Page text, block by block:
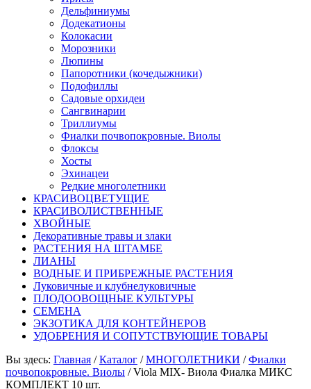
Дельфиниумы
Додекатионы
Колокасии
Морозники
Люпины
Папоротники (кочедыжники)
Подофиллы
Садовые орхидеи
Сангвинарии
Триллиумы
Фиалки почвопокровные. Виолы
Флоксы
Хосты
Эхинацеи
Редкие многолетники
КРАСИВОЦВЕТУЩИЕ
КРАСИВОЛИСТВЕННЫЕ
ХВОЙНЫЕ
Декоративные травы и злаки
РАСТЕНИЯ НА ШТАМБЕ
ЛИАНЫ
ВОДНЫЕ И ПРИБРЕЖНЫЕ РАСТЕНИЯ
Луковичные и клубнелуковичные
ПЛОДООВОЩНЫЕ КУЛЬТУРЫ
СЕМЕНА
ЭКЗОТИКА ДЛЯ КОНТЕЙНЕРОВ
УДОБРЕНИЯ И СОПУТСТВУЮЩИЕ ТОВАРЫ
Вы здесь: Главная /Каталог /МНОГОЛЕТНИКИ /Фиалки
почвопокровные. Виолы /Viola MIX- Виола Фиалка МИКС
КОМПЛЕКТ 10 шт.